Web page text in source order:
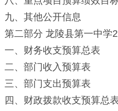
九、其他公开信息
第二部分 龙陵县第一中学
一、财务收支预算总表
二、部门收入预算表
三、部门支出预算表
四、财政拨款收支预算总